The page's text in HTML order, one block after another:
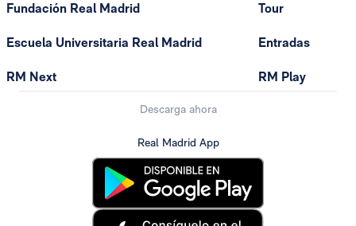
Fundación Real Madrid
Escuela Universitaria Real Madrid
RM Next
Tour
Entradas
RM Play
Descarga ahora
Real Madrid App